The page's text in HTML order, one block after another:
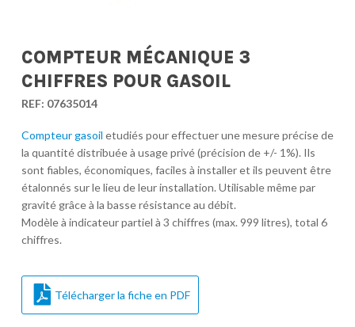
COMPTEUR MÉCANIQUE 3
CHIFFRES POUR GASOIL
REF: 07635014
Compteur gasoil etudiés pour effectuer une mesure précise de
la quantité distribuée à usage privé (précision de +/- 1%). Ils
sont fiables, économiques, faciles à installer et ils peuvent être
étalonnés sur le lieu de leur installation. Utilisable même par
gravité grâce à la basse résistance au débit.
Modèle à indicateur partiel à 3 chiffres (max. 999 litres), total 6
chiffres.
Télécharger la fiche en PDF